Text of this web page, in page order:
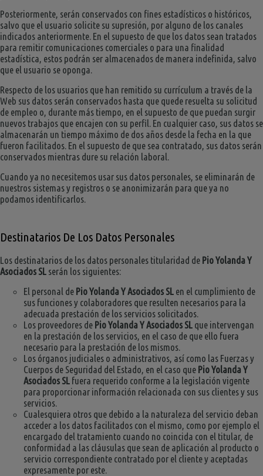
Posteriormente, serán conservados con fines estadísticos o históricos,
salvo que el usuario solicite su supresión, por alguno de los canales
indicados anteriormente. En el supuesto de que los datos sean tratados
para remitir comunicaciones comerciales o para una finalidad
estadística, estos podrán ser almacenados de manera indefinida, salvo
que el usuario se oponga.
Respecto de los usuarios que han remitido su currículum a través de la
Web sus datos serán conservados hasta que quede resuelta su solicitud
de empleo o, durante más tiempo, en el supuesto de que puedan surgir
nuevos trabajos que encajen con su perfil. En cualquier caso, sus datos se
almacenarán un tiempo máximo de dos años desde la fecha en la que
fueron facilitados. En el supuesto de que sea contratado, sus datos serán
conservados mientras dure su relación laboral.
Cuando ya no necesitemos usar sus datos personales, se eliminarán de
nuestros sistemas y registros o se anonimizarán para que ya no
podamos identificarlos.
Destinatarios De Los Datos Personales
Los destinatarios de los datos personales titularidad de Pio Yolanda Y
Asociados SL serán los siguientes:
El personal de Pio Yolanda Y Asociados SL en el cumplimiento de
sus funciones y colaboradores que resulten necesarios para la
adecuada prestación de los servicios solicitados.
Los proveedores de Pio Yolanda Y Asociados SL que intervengan
en la prestación de los servicios, en el caso de que ello fuera
necesario para la prestación de los mismos.
Los órganos judiciales o administrativos, así como las Fuerzas y
Cuerpos de Seguridad del Estado, en el caso que Pio Yolanda Y
Asociados SL fuera requerido conforme a la legislación vigente
para proporcionar información relacionada con sus clientes y sus
servicios.
Cualesquiera otros que debido a la naturaleza del servicio deban
acceder a los datos facilitados con el mismo, como por ejemplo el
encargado del tratamiento cuando no coincida con el titular, de
conformidad a las cláusulas que sean de aplicación al producto o
servicio correspondiente contratado por el cliente y aceptadas
expresamente por este.